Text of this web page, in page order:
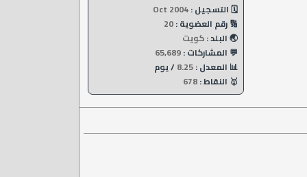
🗓️ التسجيل :Oct 2004
🔢 رقم العضوية :20
🌏 البلد :كويت
💬 المشاركات :65,689
📊 المعدل :8.25 / يوم
🥇 النقاط :678